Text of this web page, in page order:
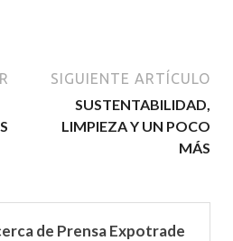
SIGUIENTE ARTÍCULO
SUSTENTABILIDAD,
LIMPIEZA Y UN POCO
MÁS
de Prensa Expotrade